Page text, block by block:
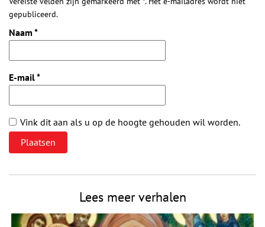
gepubliceerd.
Naam *
E-mail*
Vink dit aan als u op de hoogte gehouden wil worden.
Lees meer verhalen